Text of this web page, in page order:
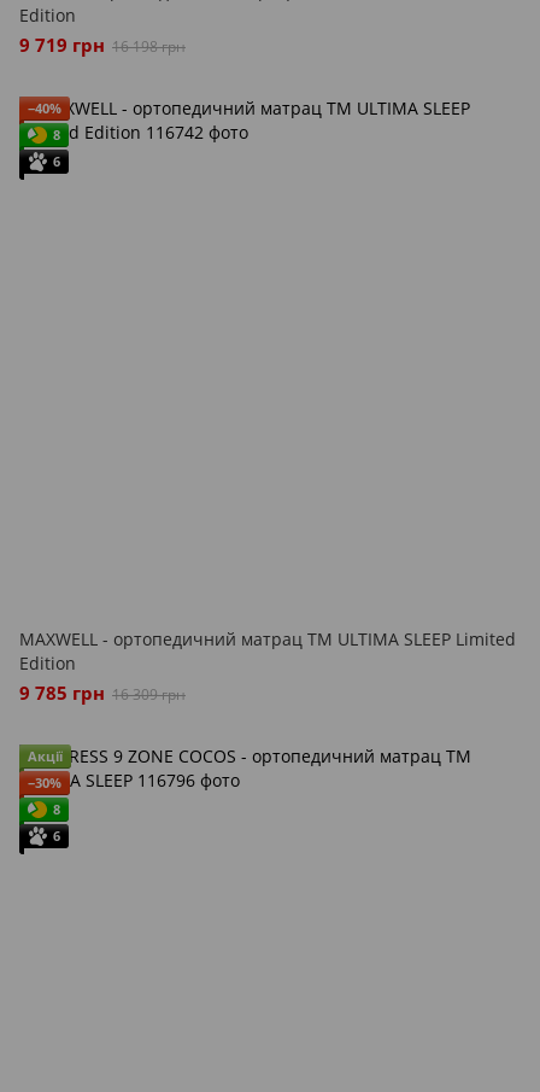
Edition
9 719 грн 16 198 грн
−40%
8
6
MAXWELL - ортопедичний матрац ТМ ULTIMA SLEEP Limited
Edition
9 785 грн 16 309 грн
Акції
−30%
8
6